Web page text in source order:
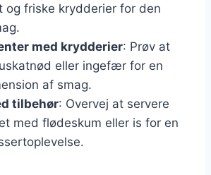
og friske krydderier for den
med krydderier: Prøv at
eller ingefær for en
af smag.
tilbehør: Overvej at servere
med flødeskum eller is for en